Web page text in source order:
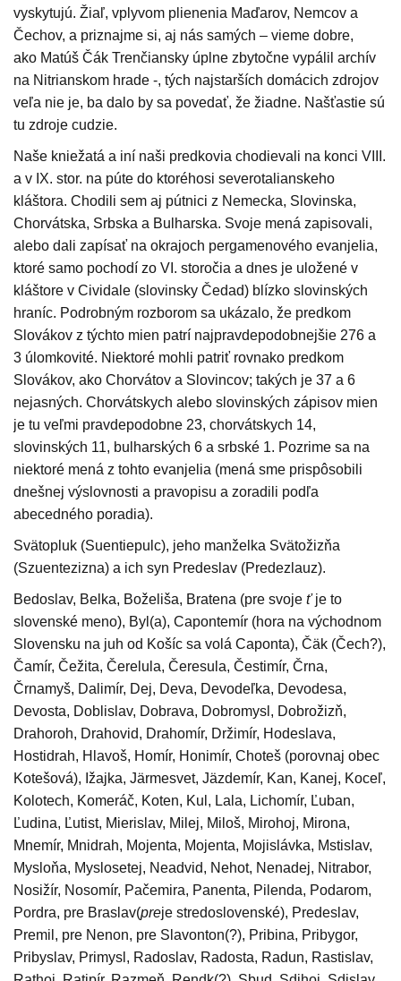
vyskytujú. Žiaľ, vplyvom plienenia Maďarov, Nemcov a
Čechov, a priznajme si, aj nás samých – vieme dobre,
ako Matúš Čák Trenčiansky úplne zbytočne vypálil archív
na Nitrianskom hrade -, tých najstarších domácich zdrojov
veľa nie je, ba dalo by sa povedať, že žiadne. Našťastie sú
tu zdroje cudzie.
Naše kniežatá a iní naši predkovia chodievali na konci VIII.
a v IX. stor. na púte do ktoréhosi severotalianskeho
kláštora. Chodili sem aj pútnici z Nemecka, Slovinska,
Chorvátska, Srbska a Bulharska. Svoje mená zapisovali,
alebo dali zapísať na okrajoch pergamenového evanjelia,
ktoré samo pochodí zo VI. storočia a dnes je uložené v
kláštore v Cividale (slovinsky Čedad) blízko slovinských
hraníc. Podrobným rozborom sa ukázalo, že predkom
Slovákov z týchto mien patrí najpravdepodobnejšie 276 a
3 úlomkovité. Niektoré mohli patriť rovnako predkom
Slovákov, ako Chorvátov a Slovincov; takých je 37 a 6
nejasných. Chorvátskych alebo slovinských zápisov mien
je tu veľmi pravdepodobne 23, chorvátskych 14,
slovinských 11, bulharských 6 a srbské 1. Pozrime sa na
niektoré mená z tohto evanjelia (mená sme prispôsobili
dnešnej výslovnosti a pravopisu a zoradili podľa
abecedného poradia).
Svätopluk (Suentiepulc), jeho manželka Svätožizňa
(Szuentezizna) a ich syn Predeslav (Predezlauz).
Bedoslav, Belka, Boželiša, Bratena (pre svoje ťje to
slovenské meno), Byl(a), Capontemír (hora na východnom
Slovensku na juh od Košíc sa volá Caponta), Čäk (Čech?),
Čamír, Čežita, Čerelula, Čeresula, Čestimír, Črna,
Črnamyš, Dalimír, Dej, Deva, Devodeľka, Devodesa,
Devosta, Doblislav, Dobrava, Dobromysl, Dobrožizň,
Drahoroh, Drahovid, Drahomír, Držimír, Hodeslava,
Hostidrah, Hlavoš, Homír, Honimír, Choteš (porovnaj obec
Kotešová), Ižajka, Järmesvet, Jäzdemír, Kan, Kanej, Koceľ,
Kolotech, Komeráč, Koten, Kul, Lala, Lichomír, Ľuban,
Ľudina, Ľutist, Mierislav, Milej, Miloš, Mirohoj, Mirona,
Mnemír, Mnidrah, Mojenta, Mojenta, Mojislávka, Mstislav,
Mysloňa, Myslosetej, Neadvid, Nehot, Nenadej, Nitrabor,
Nosižír, Nosomír, Pačemira, Panenta, Pilenda, Podarom,
Pordra, pre Braslav(preje stredoslovenské), Predeslav,
Premil, pre Nenon, pre Slavonton(?), Pribina, Pribygor,
Pribyslav, Primysl, Radoslav, Radosta, Radun, Rastislav,